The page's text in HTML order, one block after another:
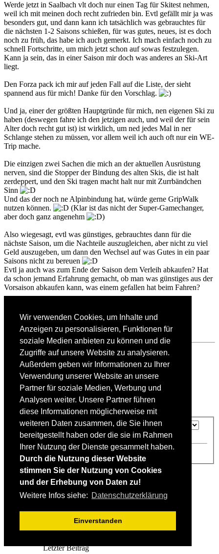
Wir verwenden Cookies, um Inhalte und
Anzeigen zu personalisieren, Funktionen für
soziale Medien anbieten zu können und die
Zugriffe auf unsere Website zu analysieren.
Außerdem geben wir Informationen zu Ihrer
Verwendung unserer Website an unsere
Partner für soziale Medien, Werbung und
Analysen weiter. Unsere Partner führen
diese Informationen möglicherweise mit
weiteren Daten zusammen, die Sie ihnen
bereitgestellt haben oder die sie im Rahmen
Ihrer Nutzung der Dienste gesammelt haben.
Durch die Nutzung dieser Website
stimmen Sie der Nutzung von Cookies
und der Erhebung von Daten zu!
Weitere Infos siehe: Datenschutzerklärung
Einverstanden
Werde jetzt in Saalbach vlt doch nur einen Tag für Skitest nehmen,
weil ich mit meinen doch recht zufrieden bin. Evtl gefällt mir ja was
besonders gut, und dann kann ich tatsächlich was gebrauchtes für
die nächsten 1-2 Saisons schießen, für was gutes, neues, ist es doch
noch zu früh, das habe ich auch gemerkt. Ich mach einfach noch zu
schnell Fortschritte, um mich jetzt schon auf sowas festzulegen.
Kann ja sein, das in einer Saison mir doch was anderes an Ski-Art
liegt.
Den Forza pack ich mir auf jeden Fall auf die Liste, der sieht
spannend aus für mich! Danke für den Vorschlag.
Und ja, einer der größten Hauptgründe für mich, nen eigenen Ski zu
haben (deswegen fahre ich den jetzigen auch, und weil der für sein
Alter doch recht gut ist) ist wirklich, um ned jedes Mal in ner
Schlange stehen zu müssen, vor allem weil ich auch oft nur ein WE-
Trip mache.
Die einzigen zwei Sachen die mich an der aktuellen Ausrüstung
nerven, sind die Stopper der Bindung des alten Skis, die ist halt
zerdeppert, und den Ski tragen macht halt nur mit Zurrbändchen
Sinn
Und das der noch ne Alpinbindung hat, würde gerne GripWalk
nutzen können.
(Klar ist das nicht der Super-Gamechanger,
aber doch ganz angenehm
)
Also wiegesagt, evtl was günstiges, gebrauchtes dann für die
nächste Saison, um die Nachteile auszugleichen, aber nicht zu viel
Geld auszugeben, um dann den Wechsel auf was Gutes in ein paar
Saisons nicht zu bereuen
Evtl ja auch was zum Ende der Saison dem Verleih abkaufen? Hat
da schon jemand Erfahrung gemacht, ob man was günstiges aus der
Vorsaison abkaufen kann, was einem gefallen hat beim Fahren?
Peace out!
Nach
oben
Antworten
Thema weiterempfehlen
Druckansicht
Anzeigen:
Sortiere nach:
Richtung:
18 Beiträge
1
2
Vergleichbare Themen
Antworten
Letzter Beitrag